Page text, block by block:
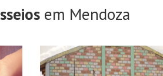
em Mendoza